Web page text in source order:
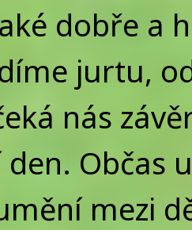
dobře a
jurtu,
nás
Občas
mezi